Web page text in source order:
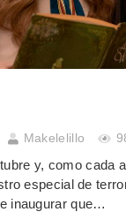
Makelelillo
y, como cada
especial de
inaugurar que…